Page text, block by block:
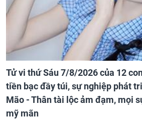
Tử vi thứ Sáu 7/8/2026 của 12
tiền bạc đầy túi, sự nghiệp phát
Mão - Thân tài lộc ảm đạm, mọi
mỹ mãn